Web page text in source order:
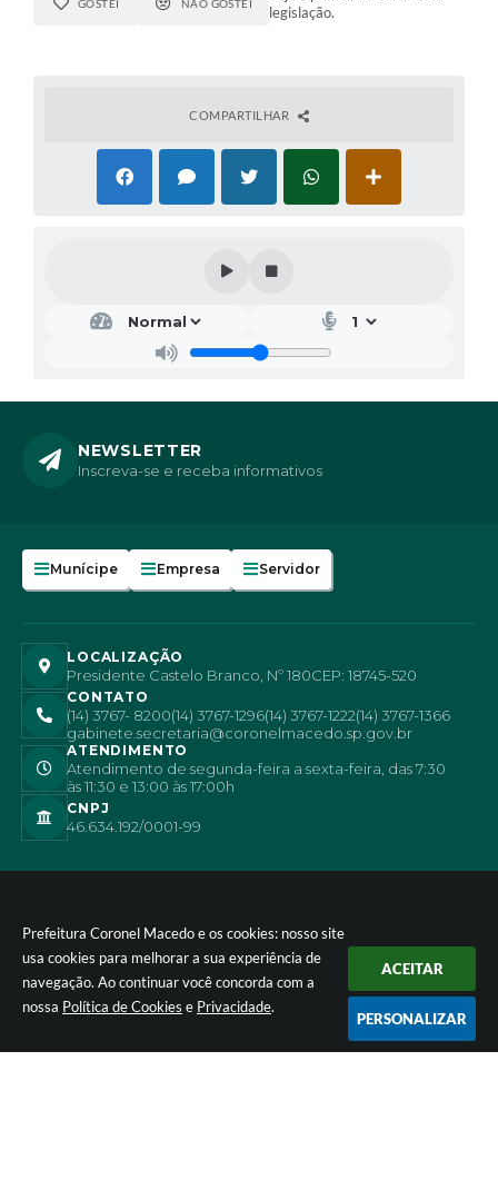
Prefeitura Coronel Macedo e os cookies: nosso site
usa cookies para melhorar a sua experiência de
navegação. Ao continuar você concorda com a
nossa Política de Cookies e Privacidade.
ACEITAR
PERSONALIZAR
GOSTEI NÃO GOSTEI
legislação.
COMPARTILHAR
NEWSLETTER
Inscreva-se e receba informativos
Munícipe Empresa Servidor
LOCALIZAÇÃO
Presidente Castelo Branco, Nº 180CEP: 18745-520
CONTATO
(14) 3767- 8200(14) 3767-1296(14) 3767-1222(14) 3767-1366
gabinete.secretaria@coronelmacedo.sp.gov.br
ATENDIMENTO
Atendimento de segunda-feira a sexta-feira, das 7:30
às 11:30 e 13:00 às 17:00h
CNPJ
46.634.192/0001-99